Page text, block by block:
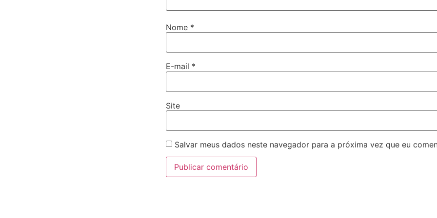
Nome *
E-mail *
Site
Salvar meus dados neste navegador para a próxima vez que eu